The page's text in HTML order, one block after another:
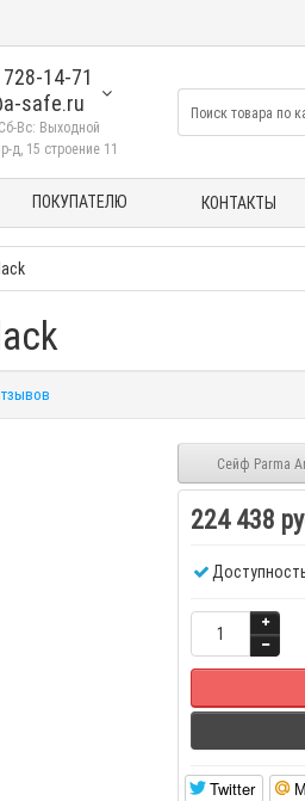
14-71
safe.ru
Вс: Выходной
д, 15 строение 11
ПОКУПАТЕЛЮ КОНТАКТЫ
Сейф Parma
224 438
Twitter